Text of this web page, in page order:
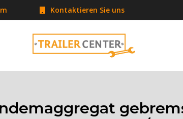
Kontaktieren Sie uns